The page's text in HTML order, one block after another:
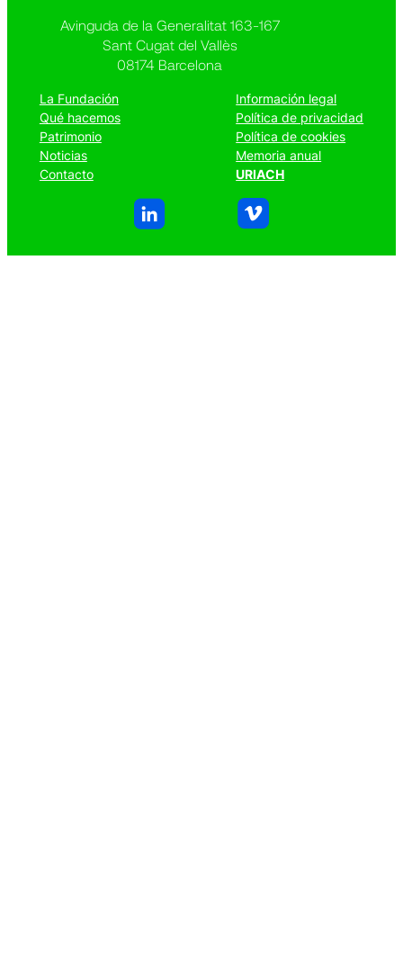
Avinguda de la Generalitat 163-167
Sant Cugat del Vallès
08174 Barcelona
La Fundación
Qué hacemos
Patrimonio
Noticias
Contacto
Información legal
Política de privacidad
Política de cookies
Memoria anual
URIACH